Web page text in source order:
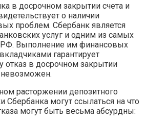
в досрочном закрытии счета и
о наличии
проблем. Сбербанк является
услуг и одним из самых
Выполнение им финансовых
гарантирует
отказ в досрочном закрытии
невозможен.
расторжении депозитного
Сбербанка могут ссылаться на что
могут быть весьма абсурдны: